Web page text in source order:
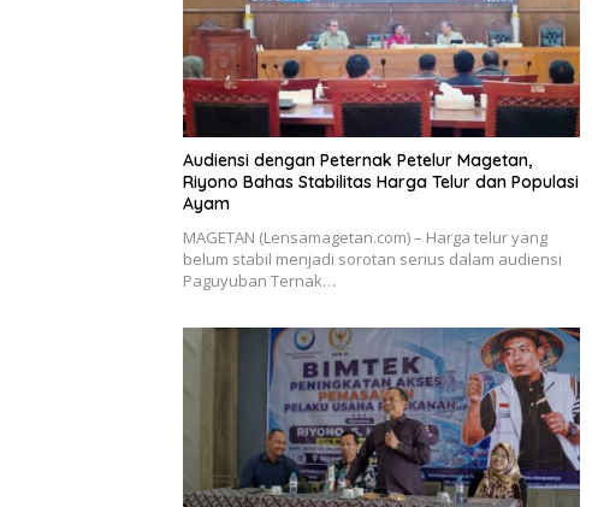
Audiensi dengan Peternak Petelur Magetan,
Riyono Bahas Stabilitas Harga Telur dan Populasi
Ayam
MAGETAN (Lensamagetan.com) – Harga telur yang
belum stabil menjadi sorotan serius dalam audiensi
Paguyuban Ternak…